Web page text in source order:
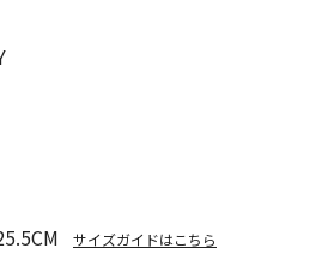
サイズガイドはこちら